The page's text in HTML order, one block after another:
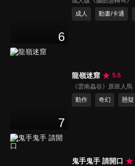
6
成人
動畫/卡通
7
龍嶺迷窟
5.5
《雲南蟲谷》原班人馬
動作
奇幻 懸疑
鬼手鬼手 請開口